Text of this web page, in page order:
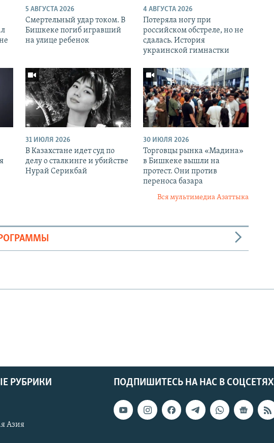
5 АВГУСТА 2026
Смертельный удар током. В
Бишкеке погиб игравший
на улице ребенок
4 АВГУСТА 2026
Потеряла ногу при
российском обстреле, но не
сдалась. История
украинской гимнастки
31 ИЮЛЯ 2026
В Казахстане идет суд по
делу о сталкинге и убийстве
Нурай Серикбай
30 ИЮЛЯ 2026
Торговцы рынка «Мадина»
в Бишкеке вышли на
протест. Они против
переноса базара
Вся мультимедиа Азаттыка
ПОДПИШИТЕСЬ НА НАС В СОЦСЕТЯХ
РУБРИКИ
Азия